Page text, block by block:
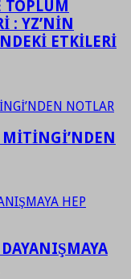
: YZ’NİN
ETKİLERİ